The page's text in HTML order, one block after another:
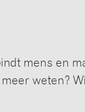
mens en
weten?